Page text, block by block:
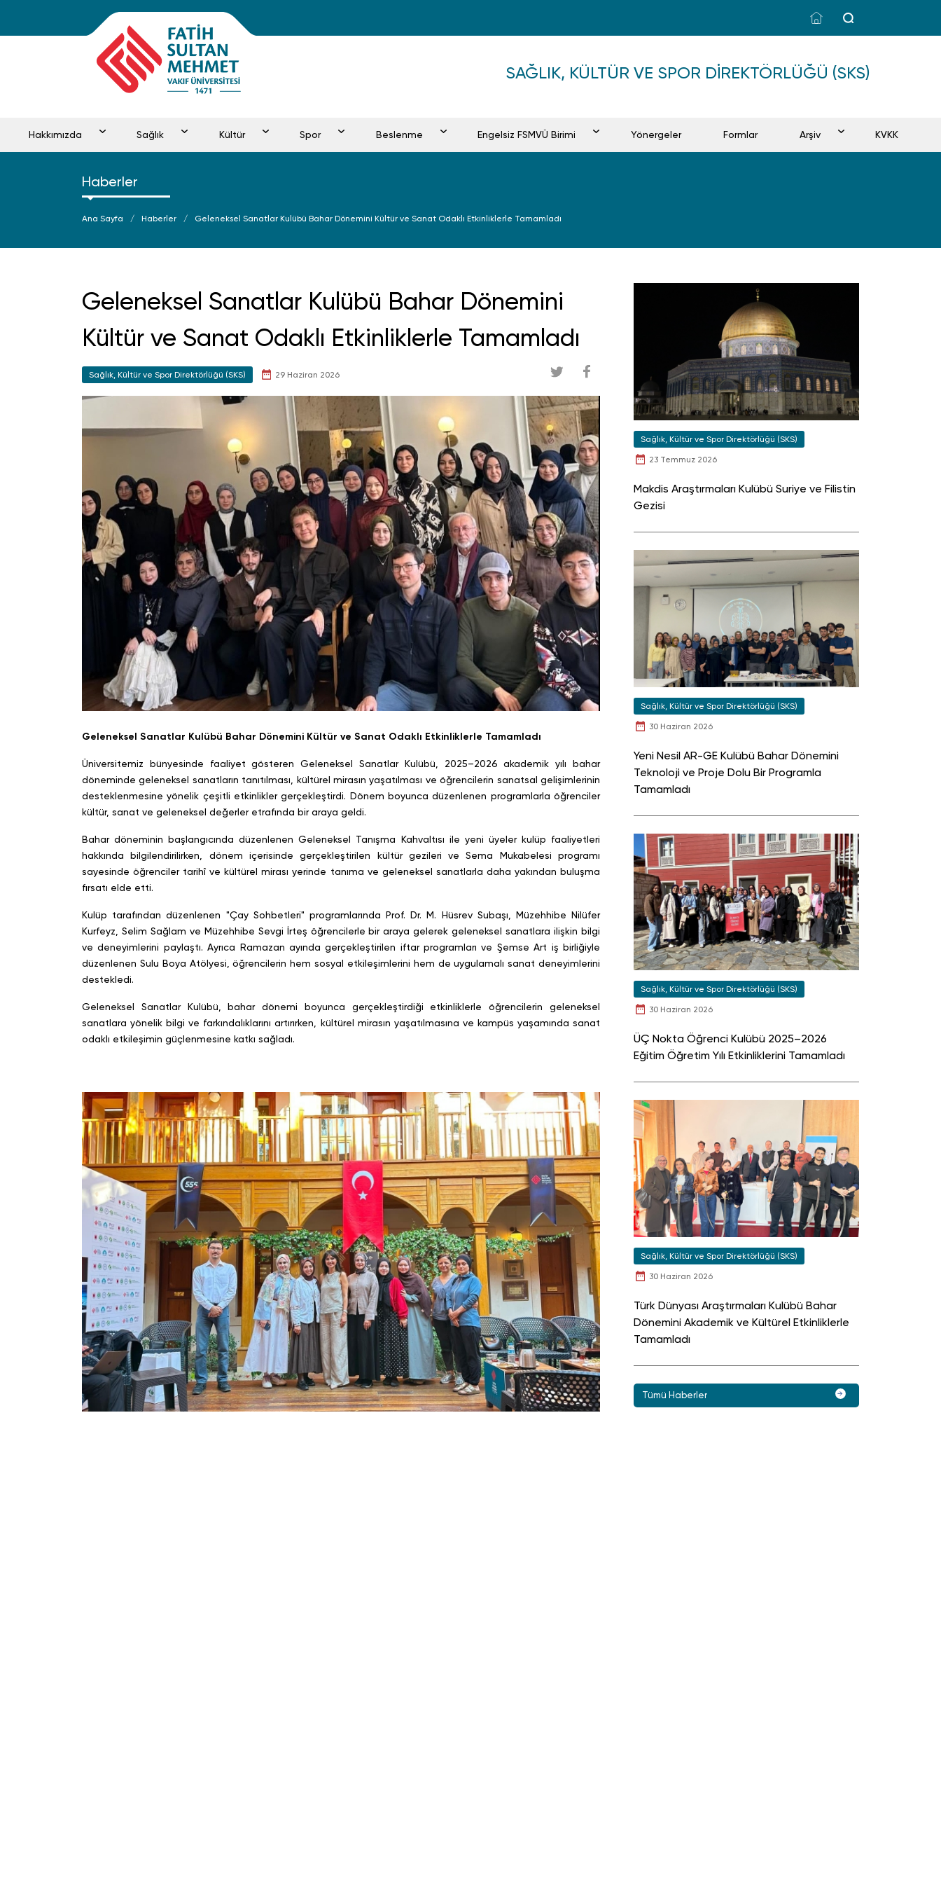
SAĞLIK, KÜLTÜR VE SPOR DIREKTÖRLÜĞÜ (SKS)
Hakkımızda Sağlık Kültür Spor Beslenme Engelsiz FSMVÜ Birimi Yönergeler Formlar Arşiv KVKK
Haberler
Ana Sayfa Haberler Geleneksel Sanatlar Kulübü Bahar Dönemini Kültür ve Sanat Odaklı Etkinliklerle Tamamladı
Geleneksel Sanatlar Kulübü Bahar Dönemini
Kültür ve Sanat Odaklı Etkinliklerle Tamamladı
Sağlık, Kültür ve Spor Direktörlüğü (SKS) 29 Haziran 2026
Geleneksel Sanatlar Kulübü Bahar Dönemini Kültür ve Sanat Odaklı Etkinliklerle Tamamladı
Üniversitemiz bünyesinde faaliyet gösteren Geleneksel Sanatlar Kulübü, 2025–2026 akademik yılı bahar
döneminde geleneksel sanatların tanıtılması, kültürel mirasın yaşatılması ve öğrencilerin sanatsal gelişimlerinin
desteklenmesine yönelik çeşitli etkinlikler gerçekleştirdi. Dönem boyunca düzenlenen programlarla öğrenciler
kültür, sanat ve geleneksel değerler etrafında bir araya geldi.
Bahar döneminin başlangıcında düzenlenen Geleneksel Tanışma Kahvaltısı ile yeni üyeler kulüp faaliyetleri
hakkında bilgilendirilirken, dönem içerisinde gerçekleştirilen kültür gezileri ve Sema Mukabelesi programı
sayesinde öğrenciler tarihî ve kültürel mirası yerinde tanıma ve geleneksel sanatlarla daha yakından buluşma
fırsatı elde etti.
Kulüp tarafından düzenlenen "Çay Sohbetleri" programlarında Prof. Dr. M. Hüsrev Subaşı, Müzehhibe Nilüfer
Kurfeyz, Selim Sağlam ve Müzehhibe Sevgi İrteş öğrencilerle bir araya gelerek geleneksel sanatlara ilişkin bilgi
ve deneyimlerini paylaştı. Ayrıca Ramazan ayında gerçekleştirilen iftar programları ve Şemse Art iş birliğiyle
düzenlenen Sulu Boya Atölyesi, öğrencilerin hem sosyal etkileşimlerini hem de uygulamalı sanat deneyimlerini
destekledi.
Geleneksel Sanatlar Kulübü, bahar dönemi boyunca gerçekleştirdiği etkinliklerle öğrencilerin geleneksel
sanatlara yönelik bilgi ve farkındalıklarını artırırken, kültürel mirasın yaşatılmasına ve kampüs yaşamında sanat
odaklı etkileşimin güçlenmesine katkı sağladı.
Sağlık, Kültür ve Spor Direktörlüğü (SKS)
23 Temmuz 2026
Makdis Araştırmaları Kulübü Suriye ve Filistin
Gezisi
Sağlık, Kültür ve Spor Direktörlüğü (SKS)
30 Haziran 2026
Yeni Nesil AR-GE Kulübü Bahar Dönemini
Teknoloji ve Proje Dolu Bir Programla
Tamamladı
Sağlık, Kültür ve Spor Direktörlüğü (SKS)
30 Haziran 2026
ÜÇ Nokta Öğrenci Kulübü 2025–2026
Eğitim Öğretim Yılı Etkinliklerini Tamamladı
Sağlık, Kültür ve Spor Direktörlüğü (SKS)
30 Haziran 2026
Türk Dünyası Araştırmaları Kulübü Bahar
Dönemini Akademik ve Kültürel Etkinliklerle
Tamamladı
Tümü Haberler